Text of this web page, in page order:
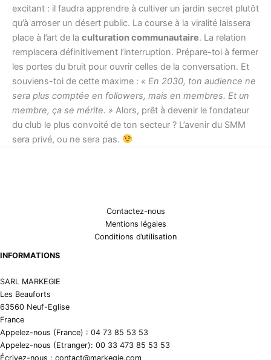
excitant : il faudra apprendre à cultiver un jardin secret plutôt
qu’à arroser un désert public. La course à la viralité laissera
place à l’art de la culturation communautaire. La relation
remplacera définitivement l’interruption. Prépare-toi à fermer
les portes du bruit pour ouvrir celles de la conversation. Et
souviens-toi de cette maxime : « En 2030, ton audience ne
sera plus comptée en followers, mais en membres. Et un
membre, ça se mérite. » Alors, prêt à devenir le fondateur
du club le plus convoité de ton secteur ? L’avenir du SMM
sera privé, ou ne sera pas.
Contactez-nous
Mentions légales
Conditions d’utilisation
INFORMATIONS
SARL MARKEGIE
Les Beauforts
63560 Neuf-Eglise
France
Appelez-nous (France) : 04 73 85 53 53
Appelez-nous (Etranger): 00 33 473 85 53 53
Écrivez-nous : contact@markegie.com